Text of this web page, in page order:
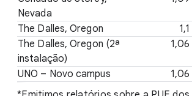
Nevada
The Dalles, Oregon 1,1
The Dalles, Oregon (2ª
instalação)
1,06
UNO – Novo campus
1,06